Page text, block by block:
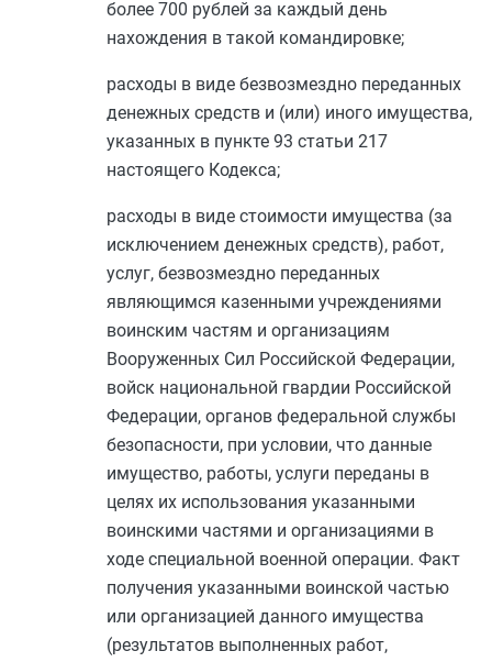
более 700 рублей за каждый день
нахождения в такой командировке;
расходы в виде безвозмездно переданных
денежных средств и (или) иного имущества,
указанных в пункте 93 статьи 217
настоящего Кодекса;
расходы в виде стоимости имущества (за
исключением денежных средств), работ,
услуг, безвозмездно переданных
являющимся казенными учреждениями
воинским частям и организациям
Вооруженных Сил Российской Федерации,
войск национальной гвардии Российской
Федерации, органов федеральной службы
безопасности, при условии, что данные
имущество, работы, услуги переданы в
целях их использования указанными
воинскими частями и организациями в
ходе специальной военной операции. Факт
получения указанными воинской частью
или организацией данного имущества
(результатов выполненных работ,